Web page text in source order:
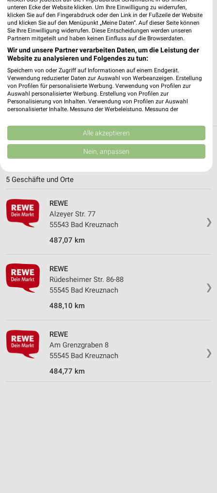
✔Standortgenaue Angebote
✔Folge deinem Lieblingshändler
✔Push-Benachrichtigungen bei neuen Prospekten
✔Einkaufsliste - Einkauf stressfrei planen
JETZT LADEN UND SPAREN!
Weitere REWE Geschäfte mit Angeboten in
und um Bad Kreuznach
5 Geschäfte und Orte
❯
REWE
Alzeyer Str. 77
55543 Bad Kreuznach
487,07 km
❯
REWE
Rüdesheimer Str. 86-88
55545 Bad Kreuznach
488,10 km
❯
REWE
Am Grenzgraben 8
55545 Bad Kreuznach
484,77 km
unteren Ecke der Website klicken. Um Ihre Einwilligung zu widerrufen,
klicken Sie auf den Fingerabdruck oder den Link in der Fußzeile der Website
und klicken Sie auf den Menüpunkt „Meine Daten“. Auf dieser Seite können
Sie Ihre Einwilligung widerrufen. Diese Entscheidungen werden unseren
Partnern mitgeteilt und haben keinen Einfluss auf die Browserdaten.
Wir und unsere Partner verarbeiten Daten, um die Leistung der
Website zu analysieren und Folgendes zu tun:
Speichern von oder Zugriff auf Informationen auf einem Endgerät.
Verwendung reduzierter Daten zur Auswahl von Werbeanzeigen. Erstellung
von Profilen für personalisierte Werbung. Verwendung von Profilen zur
Auswahl personalisierter Werbung. Erstellung von Profilen zur
Personalisierung von Inhalten. Verwendung von Profilen zur Auswahl
personalisierter Inhalte. Messung der Werbeleistung. Messung der
Kombinationen von Daten aus verschiedenen Quellen. Entwicklung und
Verbesserung der Angebote. Verwendung reduzierter Daten zur Auswahl
von Inhalten.
Daten können außerhalb der Europäischen Union weitergegeben und in die
USA gesendet werden.
Website/App.
Wir nutzen Ihre Daten für folgende Zwecke:
IAB-Verarbeitungszwecke:
Speichern von oder Zugriff auf Informationen
Werbeanzeigen
Erstellung von Profilen für personalisierte
Werbung
Verwendung von Profilen zur Auswahl
Erstellung von Profilen zur Personalisierung
von Inhalten
Verwendung von Profilen zur Auswahl
personalisierter Inhalte
Alle akzeptieren
Nein, anpassen